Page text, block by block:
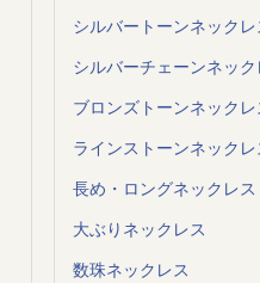
シルバートーンネックレ
シルバーチェーンネック
ブロンズトーンネックレ
ラインストーンネックレ
長め・ロングネックレス
大ぶりネックレス
数珠ネックレス